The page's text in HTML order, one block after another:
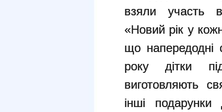
взяли участь
«Новий рік у
що
року дітки
виготовляють
інші